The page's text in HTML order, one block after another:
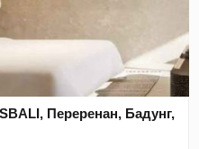
Переренан, Бадунг,